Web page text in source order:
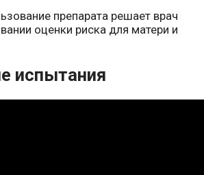
препарата решает врач
оценки риска для матери и
испытания